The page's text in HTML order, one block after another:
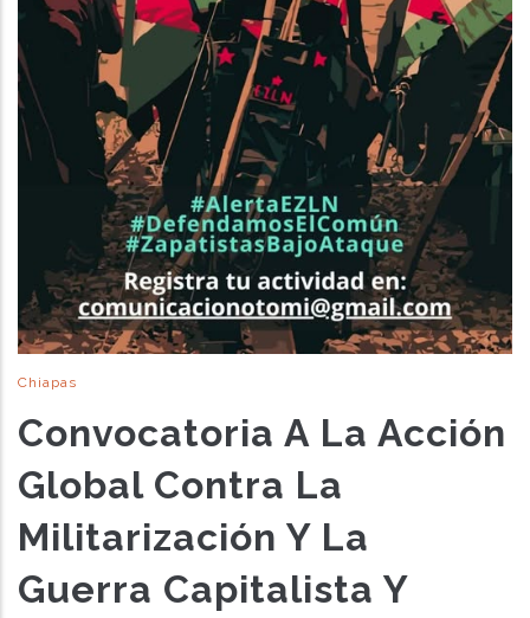
Chiapas
Convocatoria A La Acción
Global Contra La
Militarización Y La
Guerra Capitalista Y